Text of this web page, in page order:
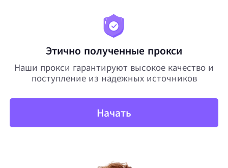
Этично полученные прокси
Наши прокси гарантируют высокое качество и
поступление из надежных источников
Начать